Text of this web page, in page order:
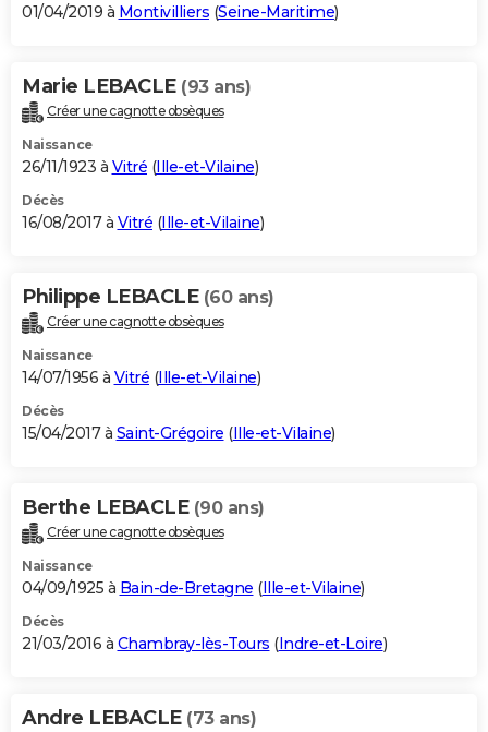
01/04/2019 à Montivilliers (Seine-Maritime)
Marie LEBACLE (93 ans)
Créer une cagnotte obsèques
Naissance
26/11/1923 à Vitré (Ille-et-Vilaine)
Décès
16/08/2017 à Vitré (Ille-et-Vilaine)
Philippe LEBACLE (60 ans)
Créer une cagnotte obsèques
Naissance
14/07/1956 à Vitré (Ille-et-Vilaine)
Décès
15/04/2017 à Saint-Grégoire (Ille-et-Vilaine)
Berthe LEBACLE (90 ans)
Créer une cagnotte obsèques
Naissance
04/09/1925 à Bain-de-Bretagne (Ille-et-Vilaine)
Décès
21/03/2016 à Chambray-lès-Tours (Indre-et-Loire)
Andre LEBACLE (73 ans)